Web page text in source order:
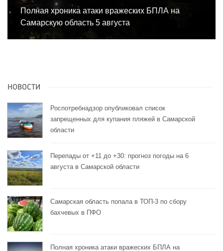
Полная хроника атаки вражеских БПЛА на
Самарскую область 5 августа
НОВОСТИ
Роспотребнадзор опубликовал список
запрещенных для купания пляжей в Самарской
области
Перепады от +11 до +30: прогноз погоды на 6
августа в Самарской области
Самарская область попала в ТОП-3 по сбору
бахчевых в ПФО
Полная хроника атаки вражеских БПЛА на